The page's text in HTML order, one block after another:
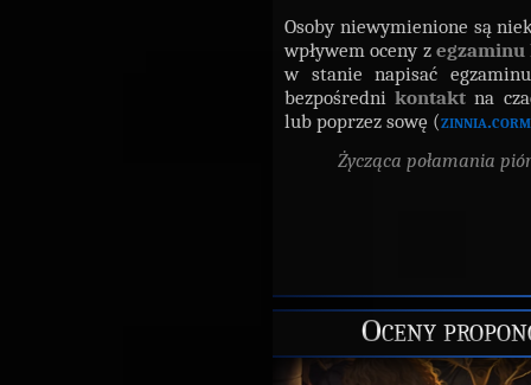
Osoby niewymienione są
wpływem oceny z egzaminu
w stanie napisać
bezpośrednikontakt na
lub poprzez sowę (
Życząca połamania
Oceny